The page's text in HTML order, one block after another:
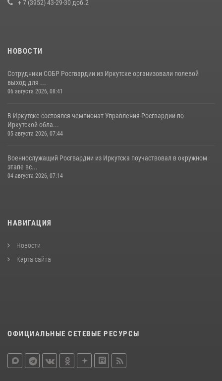
+ 7 (3952) 43-29-30 доб.2
НОВОСТИ
Сотрудники СОБР Росгвардии из Иркутске организовали полевой
выход для ...
06 августа 2026, 08:41
В Иркутске состоялся чемпионат Управления Росгвардии по
Иркутской обла...
05 августа 2026, 07:44
Военнослужащий Росгвардии из Иркутска поучаствовал в окружном
этапе вс...
04 августа 2026, 07:14
НАВИГАЦИЯ
Новости
Карта сайта
ОФИЦИАЛЬНЫЕ СЕТЕВЫЕ РЕСУРСЫ